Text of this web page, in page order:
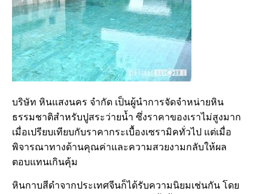
บริษัท หินแสงนคร จำกัด เป็นผู้นำการจัดจำหน่ายหิน
ธรรมชาติสำหรับปูสระว่ายน้ำ ซึ่งราคาของเราไม่สูงมาก
เมื่อเปรียบเทียบกับราคากระเบื้องเซรามิคทั่วไป แต่เมื่อ
พิจารณาทางด้านคุณค่าและความสวยงามกลับให้ผล
ตอบแทนเกินคุ้ม
หินกาบสีดำจากประเทศจีนก็ได้รับความนิยมเช่นกัน โดย